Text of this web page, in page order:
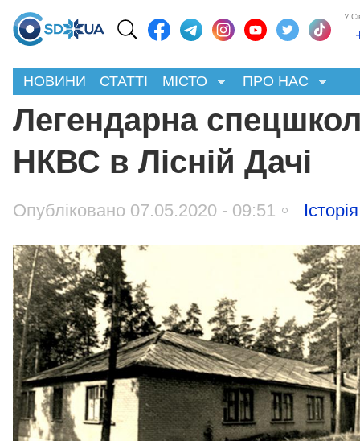
У
НОВИНИ СТАТТІ МІСТО ПРО НАС
Легендарна
НКВС в Лісній Дачі
Опубліковано 07.05.2020 - 09:51